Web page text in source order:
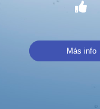
Más info